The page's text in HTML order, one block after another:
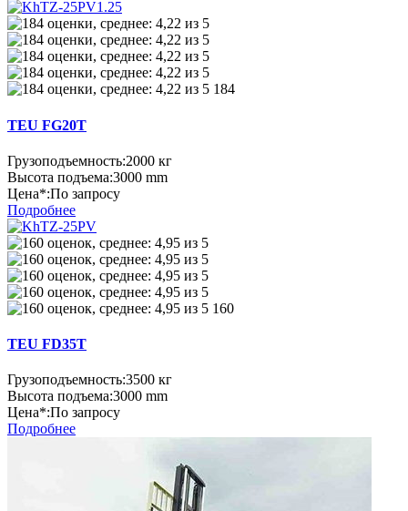
184
TEU FG20T
Грузоподъемность:2000 кг
Высота подъема:3000 mm
Цена*:По запросу
Подробнее
160
TEU FD35T
Грузоподъемность:3500 кг
Высота подъема:3000 mm
Цена*:По запросу
Подробнее